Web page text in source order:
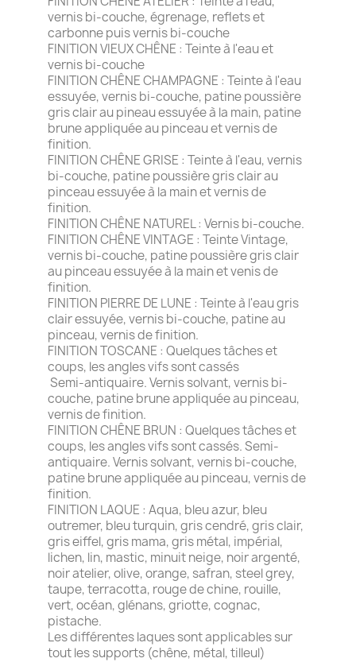
vernis bi-couche, égrenage, reflets et
carbonne puis vernis bi-couche
FINITION VIEUX CHÊNE : Teinte à l'eau et
vernis bi-couche
FINITION CHÊNE CHAMPAGNE : Teinte à l'eau
essuyée, vernis bi-couche, patine poussière
gris clair au pineau essuyée à la main, patine
brune appliquée au pinceau et vernis de
finition.
FINITION CHÊNE GRISE : Teinte à l'eau, vernis
bi-couche, patine poussière gris clair au
pinceau essuyée à la main et vernis de
finition.
FINITION CHÊNE NATUREL : Vernis bi-couche.
FINITION CHÊNE VINTAGE : Teinte Vintage,
vernis bi-couche, patine poussière gris clair
au pinceau essuyée à la main et venis de
finition.
FINITION PIERRE DE LUNE : Teinte à l'eau gris
clair essuyée, vernis bi-couche, patine au
pinceau, vernis de finition.
FINITION TOSCANE : Quelques tâches et
coups, les angles vifs sont cassés
Semi-antiquaire. Vernis solvant, vernis bi-
couche, patine brune appliquée au pinceau,
vernis de finition.
FINITION CHÊNE BRUN : Quelques tâches et
coups, les angles vifs sont cassés. Semi-
antiquaire. Vernis solvant, vernis bi-couche,
patine brune appliquée au pinceau, vernis de
finition.
FINITION LAQUE : Aqua, bleu azur, bleu
outremer, bleu turquin, gris cendré, gris clair,
gris eiffel, gris mama, gris métal, impérial,
lichen, lin, mastic, minuit neige, noir argenté,
noir atelier, olive, orange, safran, steel grey,
taupe, terracotta, rouge de chine, rouille,
vert, océan, glénans, griotte, cognac,
pistache.
Les différentes laques sont applicables sur
tout les supports (chêne, métal, tilleul)